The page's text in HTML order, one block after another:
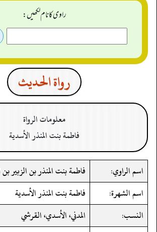
راوی کا نام لکھیں:
رواة الحدیث
معلومات الرواة
فاطمة بنت المنذر الأسدية
اسم الراوي:
فاطمة بنت المنذر بن الزبير بن
اسم الشهرة:
فاطمة بنت المنذر الأسدية
النسب:
المدني، الأسدي، القرشي